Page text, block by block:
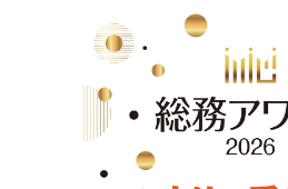
リスクマネジメント・BCP
社外・社内広報
社外・社内コミュニケーション活
FM・オフィス移転
CSR・
テクノロジー活用・DX
助成金・補助金・コスト削減
アウトソーシング・BPO
調